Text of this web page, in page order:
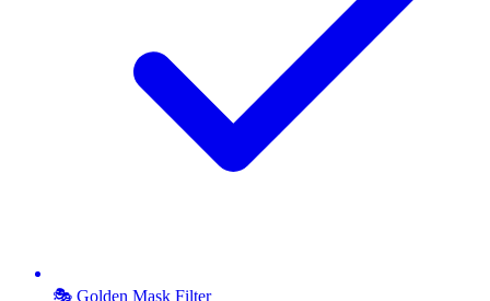
🎭 Golden Mask Filter